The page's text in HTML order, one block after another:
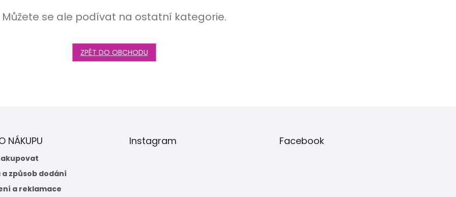
Můžete se ale podívat na ostatní kategorie.
ZPĚT DO OBCHODU
NÁKUPU
a způsob dodání
a reklamace
Instagram Facebook